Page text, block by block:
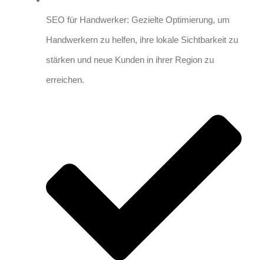
SEO für Handwerker: Gezielte Optimierung, um
Handwerkern zu helfen, ihre lokale Sichtbarkeit zu
stärken und neue Kunden in ihrer Region zu
erreichen.